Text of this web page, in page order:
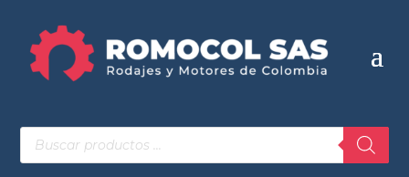
Búsqueda
de
productos